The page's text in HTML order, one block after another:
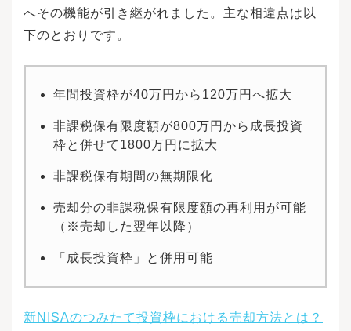
へその機能が引き継がれました。主な相違点は以
下のとおりです。
年間投資枠が40万円から120万円へ拡大
非課税保有限度額が800万円から成長投資
枠と併せて1800万円に拡大
非課税保有期間の無期限化
売却分の非課税保有限度額の再利用が可能
（※売却した翌年以降）
「成長投資枠」と併用可能
新NISAのつみたて投資枠における売却方法とは？